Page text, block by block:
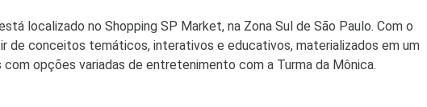
localizado no Shopping SP Market, na Zona Sul de São Paulo. Com o
de conceitos temáticos, interativos e educativos, materializados em um
opções variadas de entretenimento com a Turma da Mônica.